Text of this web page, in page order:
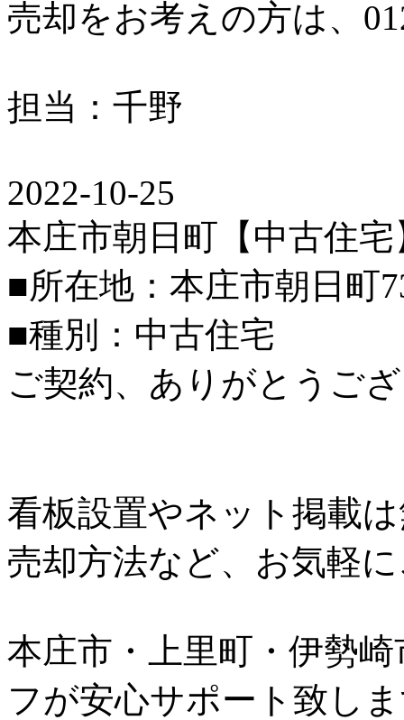
売却をお考えの方は、
担当：千野
2022-10-25
本庄市朝日町【中古住
■所在地：本庄市朝日町
■種別：中古住宅
ご契約、ありがとうご
看板設置やネット掲載
売却方法など、お気軽
本庄市・上里町・伊勢
フが安心サポート致し